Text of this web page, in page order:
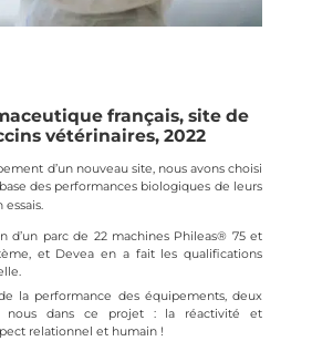
français, site de
vétérinaires, 2022
d’un nouveau site, nous avons choisi
des performances biologiques de leurs
d’un parc de 22 machines Phileas® 75 et
et Devea en a fait les qualifications
la performance des équipements, deux
nous dans ce projet : la réactivité et
relationnel et humain !